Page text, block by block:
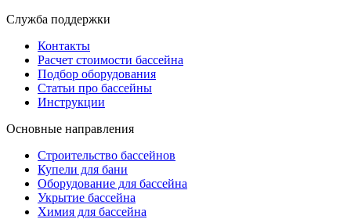
Служба поддержки
Контакты
Расчет стоимости бассейна
Подбор оборудования
Статьи про бассейны
Инструкции
Основные направления
Строительство бассейнов
Купели для бани
Оборудование для бассейна
Укрытие бассейна
Химия для бассейна